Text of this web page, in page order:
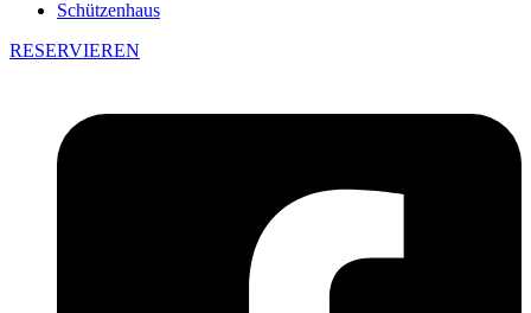
Schützenhaus
RESERVIEREN